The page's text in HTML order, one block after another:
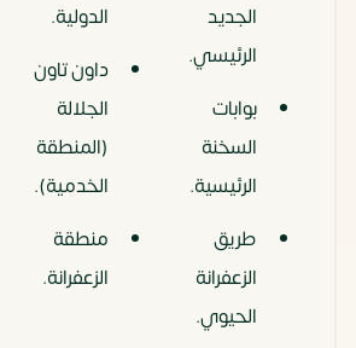
الجديد
الرئيسي.
بوابات
السخنة
الرئيسية.
طريق
الزعفرانة
الحيوي.
الدولية.
داون تاون
الجلالة
(المنطقة
الخدمية).
منطقة
الزعفرانة.